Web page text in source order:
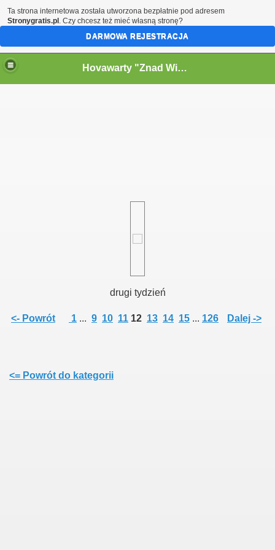
Hovawarty "Znad Wielkiego Kanału" FCI
drugi tydzień
<- Powrót 1 ... 9 10 11 12 13 14 15 ... 126 Dalej ->
<= Powrót do kategorii
Ta strona internetowa została utworzona bezpłatnie pod adresem
Stronygratis.pl . Czy chcesz też mieć własną stronę?
DARMOWA REJESTRACJA